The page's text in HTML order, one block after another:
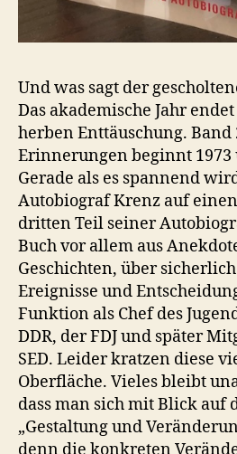
Und was sagt der
Das akademische Jahr
herben Enttäuschung. Band
Erinnerungen beginnt 1973
Gerade als es spannend
Autobiograf Krenz auf
dritten Teil seiner
Buch vor allem aus
Geschichten, über
Ereignisse und
Funktion als Chef des
DDR, der FDJ und später
SED. Leider kratzen diese
Oberfläche. Vieles bleibt
dass man sich mit Blick auf
„Gestaltung und